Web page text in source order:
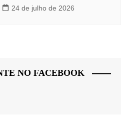
24 de julho de 2026
NO FACEBOOK